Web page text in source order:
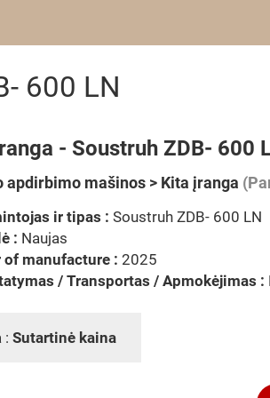
600 LN
- Soustruh ZDB- 600
apdirbimo mašinos > Kita įranga
ir tipas : Soustruh ZDB- 600 LN
: Naujas
of manufacture : 2025
/ Transportas / Apmokėjimas :
: Sutartinė kaina